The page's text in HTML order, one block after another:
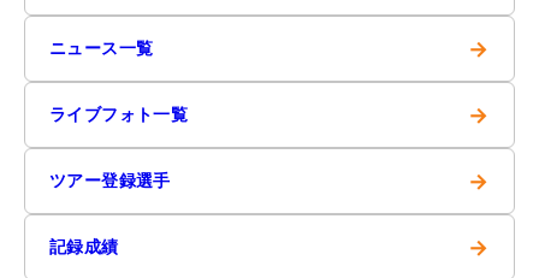
ニュース一覧 →
ライブフォト一覧 →
ツアー登録選手 →
記録成績 →